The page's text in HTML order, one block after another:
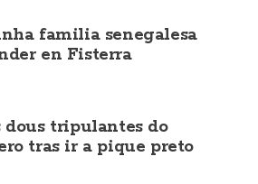
familia senegalesa
en Fisterra
dous tripulantes do
tras ir a pique preto